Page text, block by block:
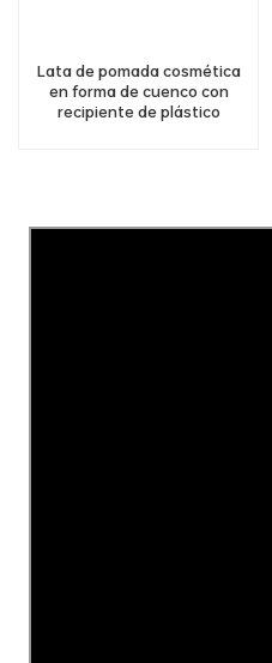
Lata de pomada cosmética
en forma de cuenco con
recipiente de plástico